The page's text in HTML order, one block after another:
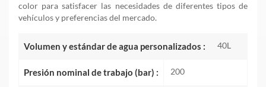
color para satisfacer las necesidades de diferentes tipos de
vehículos y preferencias del mercado.
Volumen y estándar de agua personalizados : 40L
Presión nominal de trabajo (bar) : 200